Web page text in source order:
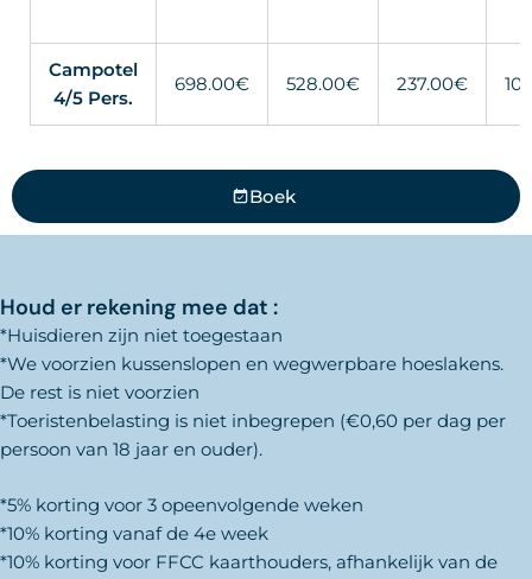
Campotel
4/5 Pers.
698.00€ 528.00€ 237.00€
Boek
Houd er rekening mee dat :
*Huisdieren zijn niet toegestaan
*We voorzien kussenslopen en wegwerpbare hoeslakens.
De rest is niet voorzien
*Toeristenbelasting is niet inbegrepen (€0,60 per dag per
persoon van 18 jaar en ouder).
*5% korting voor 3 opeenvolgende weken
*10% korting vanaf de 4e week
*10% korting voor FFCC kaarthouders, afhankelijk van de